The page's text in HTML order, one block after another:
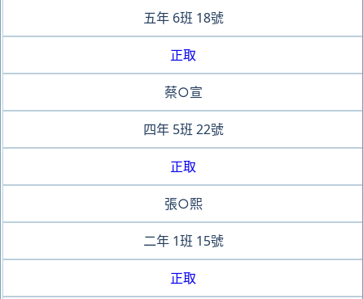
五年 6班 18號
正取
蔡○宣
四年 5班 22號
正取
張○熙
二年 1班 15號
正取